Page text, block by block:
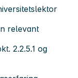
relevant
2.2.5.1 og